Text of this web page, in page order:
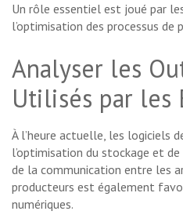
Un rôle essentiel est joué par
l’optimisation des processus de
Analyser les
Utilisés par les
À l’heure actuelle, les logiciels
l’optimisation du stockage et
de la communication entre les
producteurs est également
numériques.